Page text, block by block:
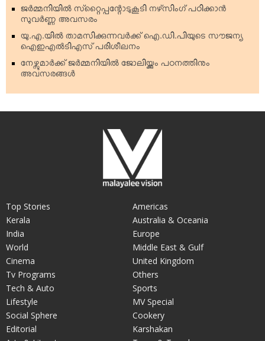
ജര്‍മ്മനിയില്‍ സ്‌റ്റൈപ്പന്റോടുകൂടി നഴ്‌സിംഗ് പഠിക്കാന്‍
സുവര്‍ണ്ണ അവസരം
യു.എ.യില്‍ താമസിക്കുന്നവര്‍ക്ക് ഐ.ഡി.പിയുടെ സൗജന്യ
ഐഇഎല്‍ടിഎസ് പരിശീലനം
നേഴ്സുമാര്‍ക്ക് ജര്‍മ്മനിയില്‍ ജോലിയ്ക്കും പഠനത്തിനും
അവസരങ്ങള്‍
Top Stories
Kerala
India
World
Cinema
Tv Programs
Tech & Auto
Americas
Australia & Oceania
Europe
Middle East & Gulf
United Kingdom
Others
Sports
Lifestyle
Social Sphere
Editorial
MV Special
Cookery
Karshakan